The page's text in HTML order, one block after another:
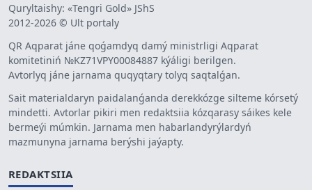
Quryltaishy: «Tengri Gold» JShS
2012-2026 © Ult portaly
QR Aqparat jáne qoǵamdyq damý ministrligi Aqparat
komitetiniń №KZ71VPY00084887 kýáligi berilgen.
Avtorlyq jáne jarnama quqyqtary tolyq saqtalǵan.
Sait materialdaryn paidalanǵanda derekkózge silteme kórsetý
mindetti. Avtorlar pikiri men redaktsiia kózqarasy sáikes kele
bermeýi múmkin. Jarnama men habarlandyrýlardyń
mazmunyna jarnama berýshi jaýapty.
REDAKTSIIA